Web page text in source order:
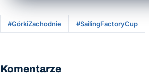
#GórkiZachodnie #SailingFactoryCup
Komentarze